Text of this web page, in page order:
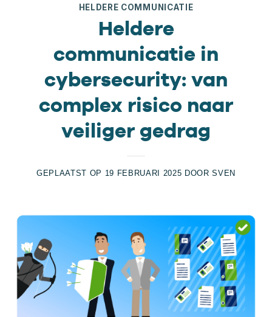
HELDERE COMMUNICATIE
Heldere
communicatie in
cybersecurity: van
complex risico naar
veiliger gedrag
GEPLAATST OP 19 FEBRUARI 2025 DOORSVEN